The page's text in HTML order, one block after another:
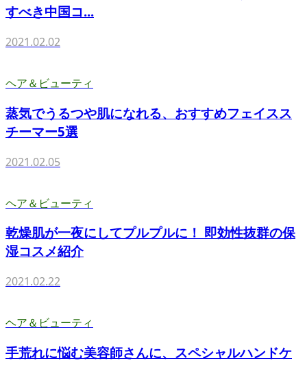
すべき中国コ...
2021.02.02
ヘア＆ビューティ
蒸気でうるつや肌になれる、おすすめフェイスス
チーマー5選
2021.02.05
ヘア＆ビューティ
乾燥肌が一夜にしてプルプルに！ 即効性抜群の保
湿コスメ紹介
2021.02.22
ヘア＆ビューティ
手荒れに悩む美容師さんに、スペシャルハンドケ